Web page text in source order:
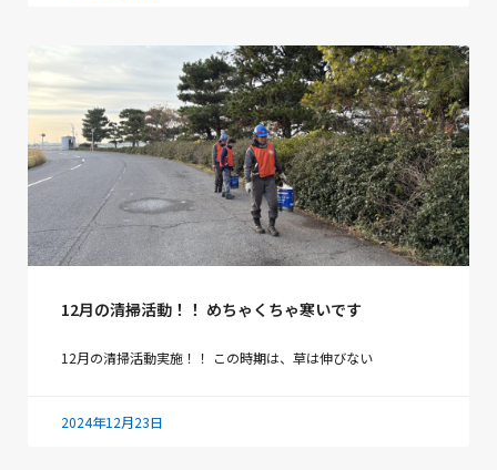
12月の清掃活動！！ めちゃくちゃ寒いです
12月の清掃活動実施！！ この時期は、草は伸びない
2024年12月23日